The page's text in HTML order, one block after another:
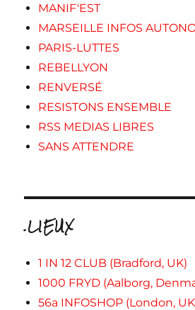
MANIF'EST
MARSEILLE INFOS
PARIS-LUTTES
REBELLYON
RENVERSÉ
RESISTONS ENSEMBLE
RSS MEDIAS LIBRES
SANS ATTENDRE
.LIEUX
1 IN 12 CLUB (Bradford, UK)
1000 FRYD (Aalborg,
56a INFOSHOP (London,